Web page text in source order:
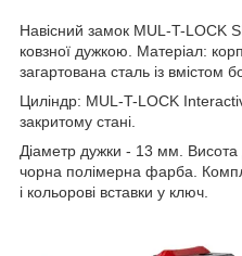
Навісний замок MUL-T-LOCK
ковзної дужкою. Матеріал:
загартована сталь із вмістом
Циліндр: MUL-T-LOCK
закритому стані.
Діаметр дужки - 13 мм.
чорна полімерна фарба.
і кольорові вставки у ключ.